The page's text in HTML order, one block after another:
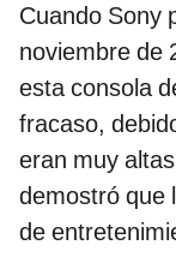
Cuando Sony
noviembre de
esta consola
fracaso,
eran muy
demostró que
de